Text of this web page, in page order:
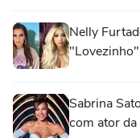
Nelly
Sabrina
com ator